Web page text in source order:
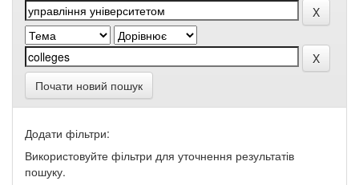
Почати новий пошук
Додати фільтри:
Використовуйте фільтри для уточнення результатів
пошуку.